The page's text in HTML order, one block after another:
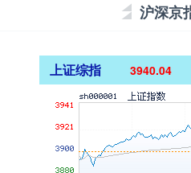
沪深京
上证综指 3940.04